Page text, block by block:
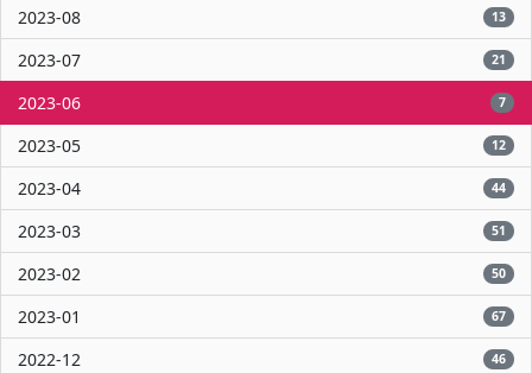
2023-08 13
2023-07 21
2023-06 7
2023-05 12
2023-04 44
2023-03 51
2023-02 50
2023-01 67
2022-12 46